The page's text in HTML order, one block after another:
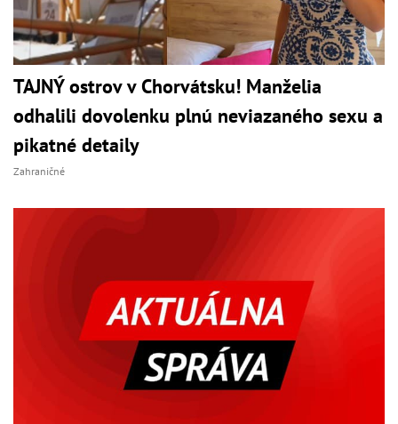
TAJNÝ ostrov v Chorvátsku! Manželia
odhalili dovolenku plnú neviazaného sexu a
pikatné detaily
Zahraničné